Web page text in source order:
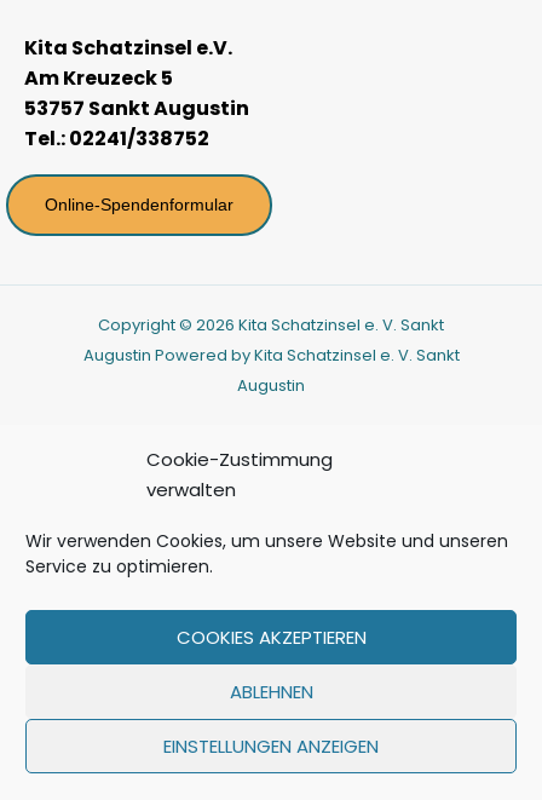
Cookie-Zustimmung
verwalten
Wir verwenden Cookies, um unsere Website und unseren
Service zu optimieren.
COOKIES AKZEPTIEREN
ABLEHNEN
EINSTELLUNGEN ANZEIGEN
Kita Schatzinsel e.V.
Am Kreuzeck 5
53757 Sankt Augustin
Tel.: 02241/338752
Online-Spendenformular
Copyright © 2026 Kita Schatzinsel e. V. Sankt
Augustin Powered by Kita Schatzinsel e. V. Sankt
Augustin